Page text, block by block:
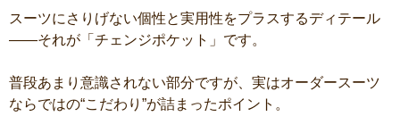
スーツにさりげない個性と実用性をプラスするディテール
――それが「チェンジポケット」です。
普段あまり意識されない部分ですが、実はオーダースーツ
ならではの“こだわり”が詰まったポイント。